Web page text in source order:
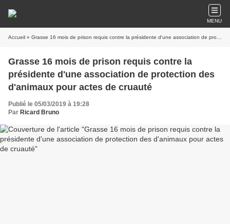
MENU
Accueil » Grasse 16 mois de prison requis contre la présidente d'une association de protection des d'animaux pour actes de cruauté
Grasse 16 mois de prison requis contre la
présidente d'une association de protection des
d'animaux pour actes de cruauté
Publié le 05/03/2019 à 19:28
Par Ricard Bruno